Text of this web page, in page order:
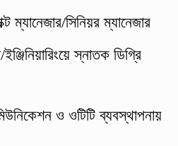
ম্যানেজার/সিনিয়র ম্যানেজার
স্নাতক ডিগ্রি
ও ওটিটি ব্যবস্থাপনায়